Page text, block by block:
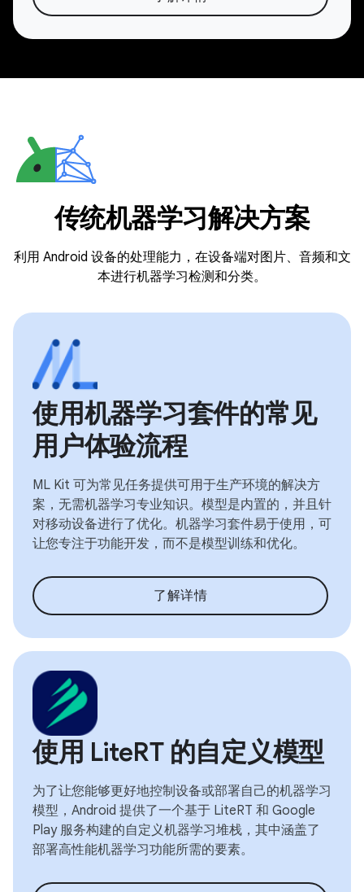
传统机器学习解决方案
利用 Android 设备的处理能力，在设备端对图片、音频和文
本进行机器学习检测和分类。
使用机器学习套件的常见
用户体验流程
ML Kit 可为常见任务提供可用于生产环境的解决方
案，无需机器学习专业知识。模型是内置的，并且针
对移动设备进行了优化。机器学习套件易于使用，可
让您专注于功能开发，而不是模型训练和优化。
了解详情
使用 LiteRT 的自定义模型
为了让您能够更好地控制设备或部署自己的机器学习
模型，Android 提供了一个基于 LiteRT 和 Google
Play 服务构建的自定义机器学习堆栈，其中涵盖了
部署高性能机器学习功能所需的要素。